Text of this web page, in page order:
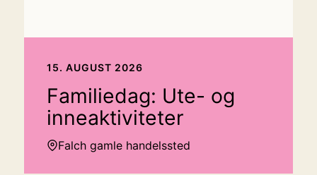
15. AUGUST 2026
Familiedag: Ute- og
inneaktiviteter
Falch gamle handelssted